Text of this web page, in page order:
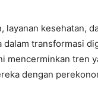
kesehatan,
dalam transformasi
mencerminkan tren
dengan